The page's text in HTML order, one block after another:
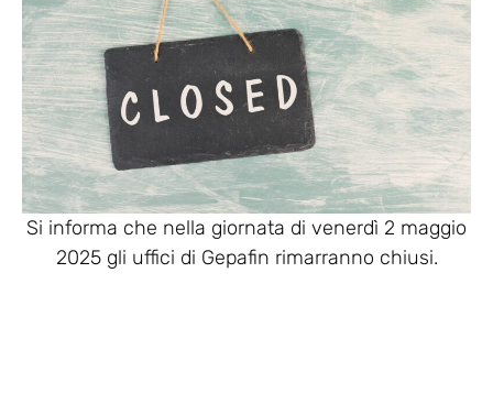
Si informa che nella giornata di venerdì 2 maggio
2025 gli uffici di Gepafin rimarranno chiusi.